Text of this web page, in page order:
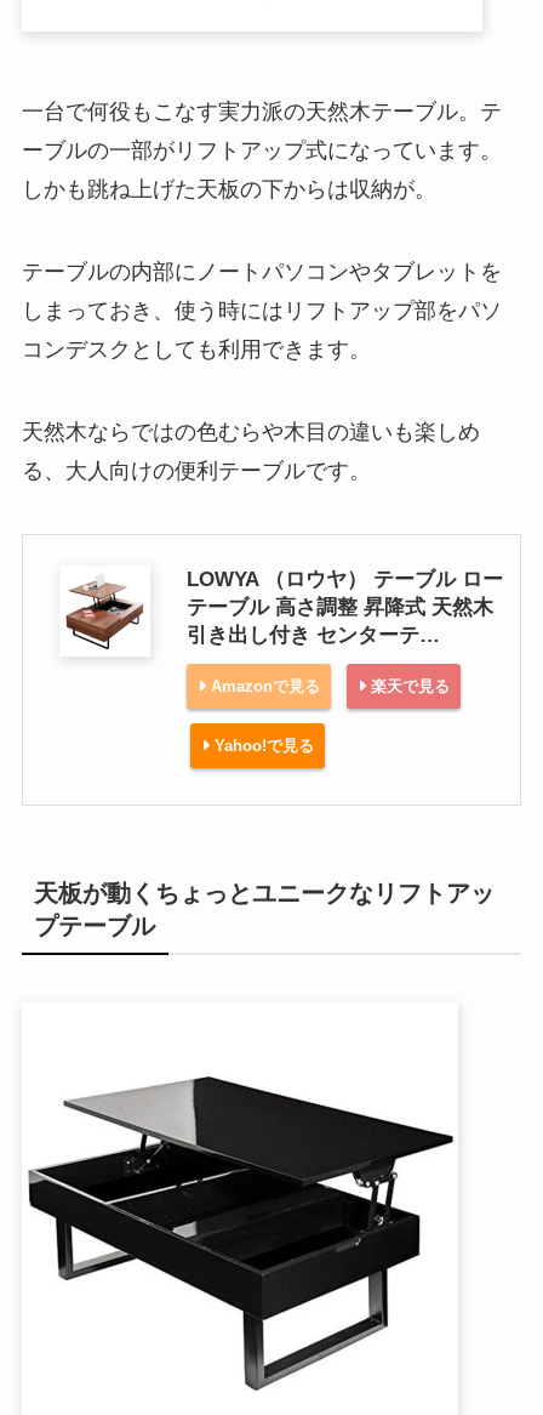
一台で何役もこなす実力派の天然木テーブル。テ
ーブルの一部がリフトアップ式になっています。
しかも跳ね上げた天板の下からは収納が。
テーブルの内部にノートパソコンやタブレットを
しまっておき、使う時にはリフトアップ部をパソ
コンデスクとしても利用できます。
天然木ならではの色むらや木目の違いも楽しめ
る、大人向けの便利テーブルです。
LOWYA （ロウヤ） テーブル ロー
テーブル 高さ調整 昇降式 天然木
引き出し付き センターテ…
Amazonで見る 楽天で見る
Yahoo!で見る
天板が動くちょっとユニークなリフトアッ
プテーブル